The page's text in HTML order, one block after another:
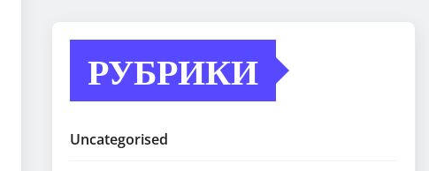
РУБРИКИ
Uncategorised